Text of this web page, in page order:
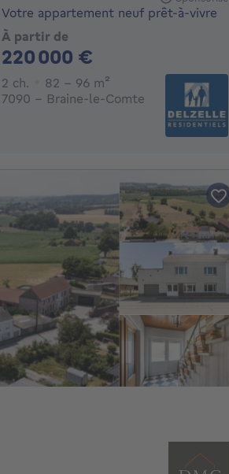
Votre appartement neuf prêt-à-vivre
À partir de
220 000 €
2 ch. 2 chambres
82 - 96 m² mètres carrés
7090 - Braine-le-Comte